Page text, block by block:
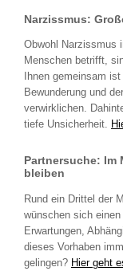
Narzissmus:
Obwohl Narzissmus
Menschen betrifft,
Ihnen gemeinsam
Bewunderung und
verwirklichen.
tiefe Unsicherheit.
Partnersuche: Im
bleiben
Rund ein Drittel der
wünschen sich
Erwartungen,
dieses Vorhaben
gelingen? Hier geht